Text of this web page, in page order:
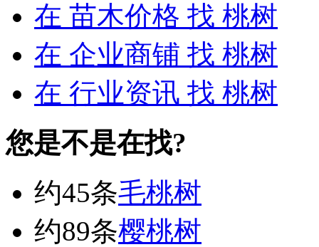
在 苗木价格 找 桃树
在 企业商铺 找 桃树
在 行业资讯 找 桃树
您是不是在找?
约45条毛桃树
约89条樱桃树